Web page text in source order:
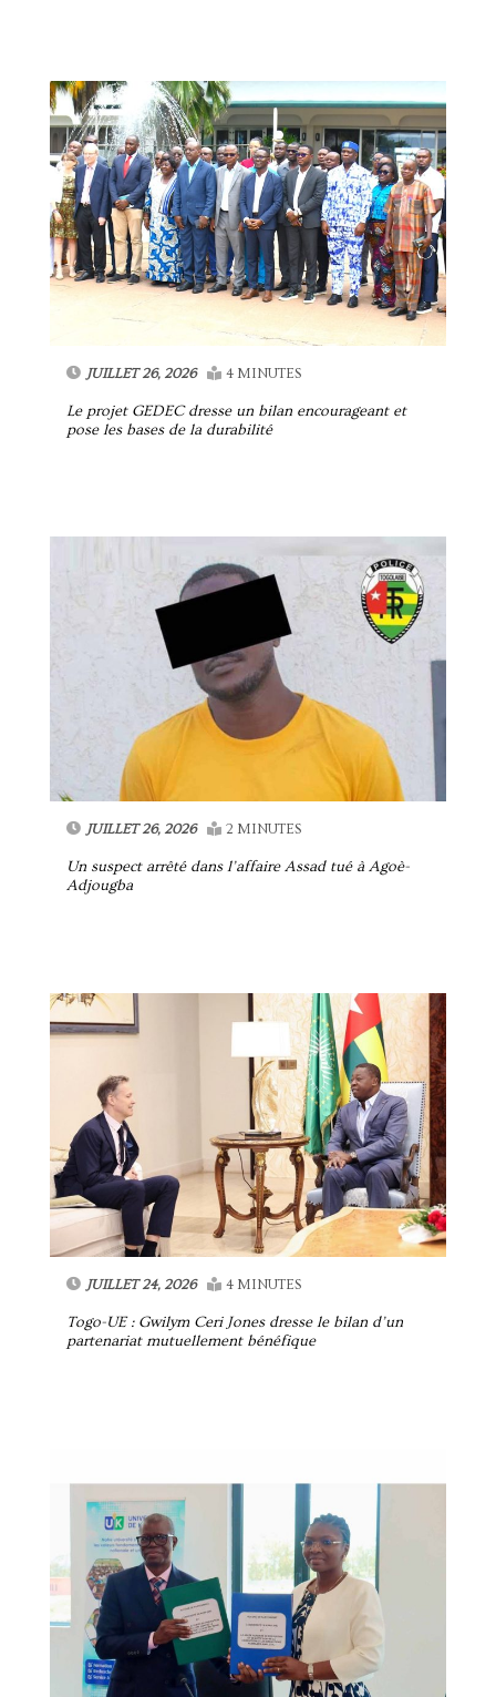
JUILLET 26, 2026 4 MINUTES
Le projet GEDEC dresse un bilan encourageant et
pose les bases de la durabilité
JUILLET 26, 2026 2 MINUTES
Un suspect arrêté dans l’affaire Assad tué à Agoè-
Adjougba
JUILLET 24, 2026 4 MINUTES
Togo-UE : Gwilym Ceri Jones dresse le bilan d’un
partenariat mutuellement bénéfique